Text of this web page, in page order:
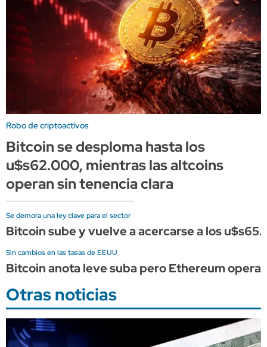
Robo de criptoactivos
Bitcoin se desploma hasta los
u$s62.000, mientras las altcoins
operan sin tenencia clara
Se demora una ley clave para el sector
Bitcoin sube y vuelve a acercarse a los
Sin cambios en las tasas de EEUU
Bitcoin anota leve suba pero Ethereum
Otras noticias